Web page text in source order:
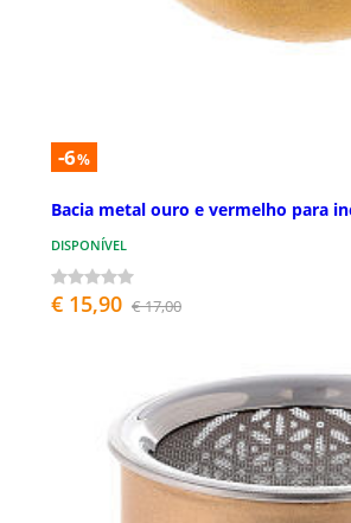
-6%
Bacia metal ouro e vermelho para
DISPONÍVEL
€ 15,90 € 17,00